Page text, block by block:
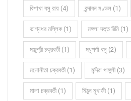
বিশাখা বসু রায় (4) বৃন্দাবন মণ্ডল (1)
ভাগ্যধর মল্লিক (1) মঙ্গলা দত্ত রিমি (1)
মঞ্জুশ্রী চক্রবর্তী (1) মধুপর্ণা বসু (2)
মনোনীতা চক্রবর্তী (1) মন্দিরা গাঙ্গুলী (3)
মালা চক্রবর্তী (1) মিঠুন মুখার্জী (1)